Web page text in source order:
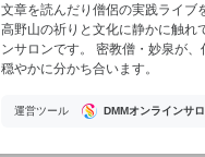
文章を読んだり僧侶の実践ライブ
高野山の祈りと文化に静かに触れ
ンサロンです。 密教僧・妙泉が
穏やかに分かち合います。
運営ツール DMMオンラインサ